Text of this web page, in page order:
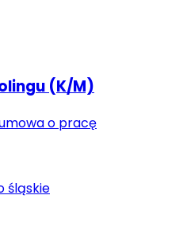
(K/M)
o pracę
śląskie